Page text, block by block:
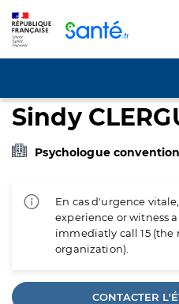
Sindy
Psychologue
En cas d'urgence
experience or witness
immediatly call 15
organization).
CONTACTER